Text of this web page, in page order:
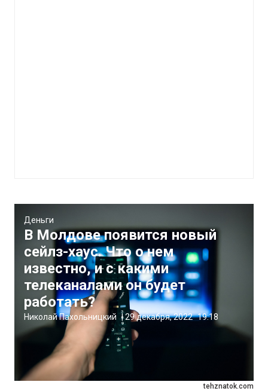
tehznatok.com
Деньги
В Молдове появится новый
сейлз-хаус. Что о нем
известно, и с какими
телеканалами он будет
работать?
Николай Пахольницкий |29 декабря, 2022 19:18